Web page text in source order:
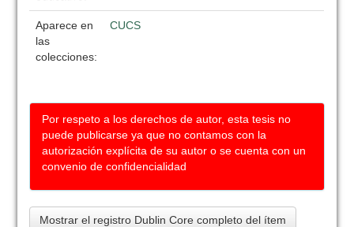
Aparece en
las
colecciones:
CUCS
Por respeto a los derechos de autor, esta tesis no
puede publicarse ya que no contamos con la
autorización explícita de su autor o se cuenta con un
convenio de confidencialidad
Mostrar el registro Dublin Core completo del ítem